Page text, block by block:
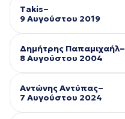
Takis–
9 Αυγούστου 2019
Δημήτρης Παπαμιχαήλ–
8 Αυγούστου 2004
Αντώνης Αντύπας–
7 Αυγούστου 2024